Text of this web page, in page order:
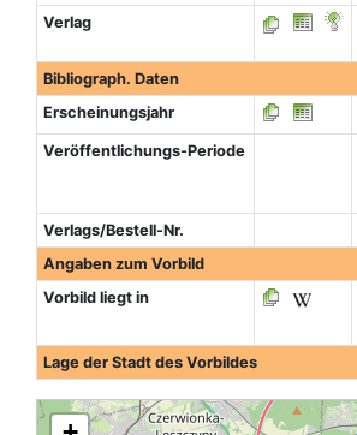
Verlag
Bibliograph. Daten
Erscheinungsjahr
Veröffentlichungs-Periode
Verlags/Bestell-Nr.
Angaben zum Vorbild
Vorbild liegt in
Lage der Stadt des Vorbildes